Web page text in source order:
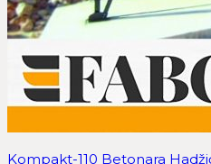
Kompakt-110 Betonara